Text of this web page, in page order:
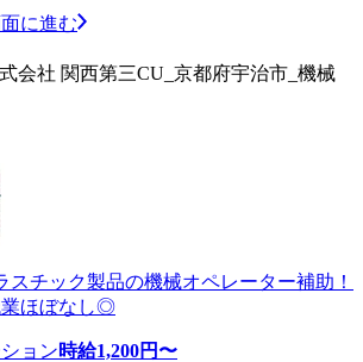
に進む
会社 関西第三CU_京都府宇治市_機械
スチック製品の機械オペレーター補助！
業ほぼなし◎
ョン時給1,200円〜